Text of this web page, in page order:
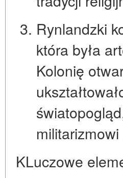
Rynlandzki
która była
Kolonię
światopogląd
KLuczowe